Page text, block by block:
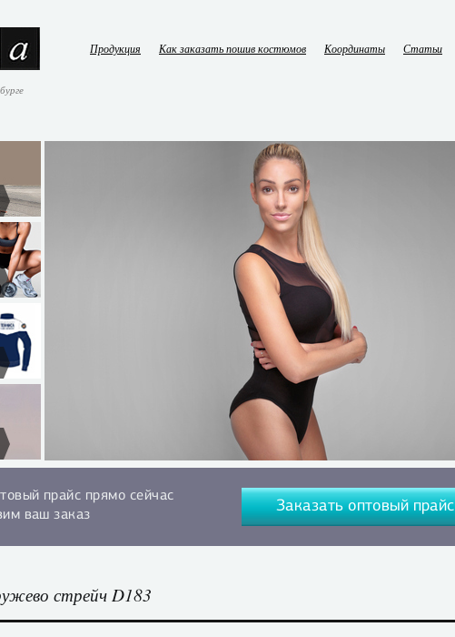
Продукция Как заказать пошив костюмов Координаты Статьи
прайс прямо сейчас
ваш заказ
Заказать оптовый прайс
стрейч D183